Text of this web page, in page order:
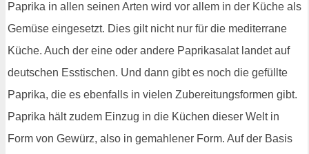
Paprika in allen seinen Arten wird vor allem in der Küche als
Gemüse eingesetzt. Dies gilt nicht nur für die mediterrane
Küche. Auch der eine oder andere Paprikasalat landet auf
deutschen Esstischen. Und dann gibt es noch die gefüllte
Paprika, die es ebenfalls in vielen Zubereitungsformen gibt.
Paprika hält zudem Einzug in die Küchen dieser Welt in
Form von Gewürz, also in gemahlener Form. Auf der Basis